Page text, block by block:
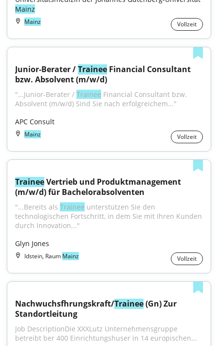
Mainz
Mainz Vollzeit
Junior-Berater / Trainee Financial Consultant
bzw. Absolvent (m/w/d)
"...Junior-Berater / Trainee Financial Consultant bzw.
Absolvent (m/w/d) Sind Sie nach erfolgreichem..."
APC Consult
Mainz Vollzeit
Trainee Vertrieb und Produktmanagement
(m/w/d) für Bachelorabsolventen
"...Bereits als Trainee unterstützen Sie den
technologischen Fortschritt, in dem Sie mit Ihren Kunden
durch Innovation..."
Glyn Jones
Idstein, Raum Mainz Vollzeit
Nachwuchsfhrungskraft/Trainee (Gn) Zur
Standortleitung
Job DescriptionDie XXXLutz Unternehmensgruppe
betreibt ber 400 Einrichtungshuser in 14 europischen...